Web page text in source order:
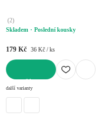
(2)
Skladem
Poslední kousky
179 Kč 36 Kč / ks
další varianty